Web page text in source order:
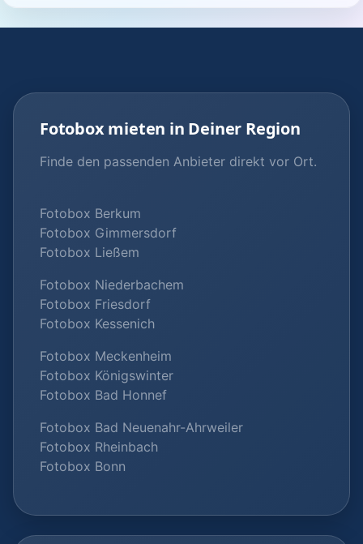
Fotobox mieten in Deiner Region
Finde den passenden Anbieter direkt vor Ort.
Fotobox Berkum
Fotobox Gimmersdorf
Fotobox Ließem
Fotobox Niederbachem
Fotobox Friesdorf
Fotobox Kessenich
Fotobox Meckenheim
Fotobox Königswinter
Fotobox Bad Honnef
Fotobox Bad Neuenahr-Ahrweiler
Fotobox Rheinbach
Fotobox Bonn